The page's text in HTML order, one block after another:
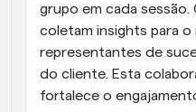
grupo em cada
coletam insights para
representantes de
do cliente. Esta
fortalece o